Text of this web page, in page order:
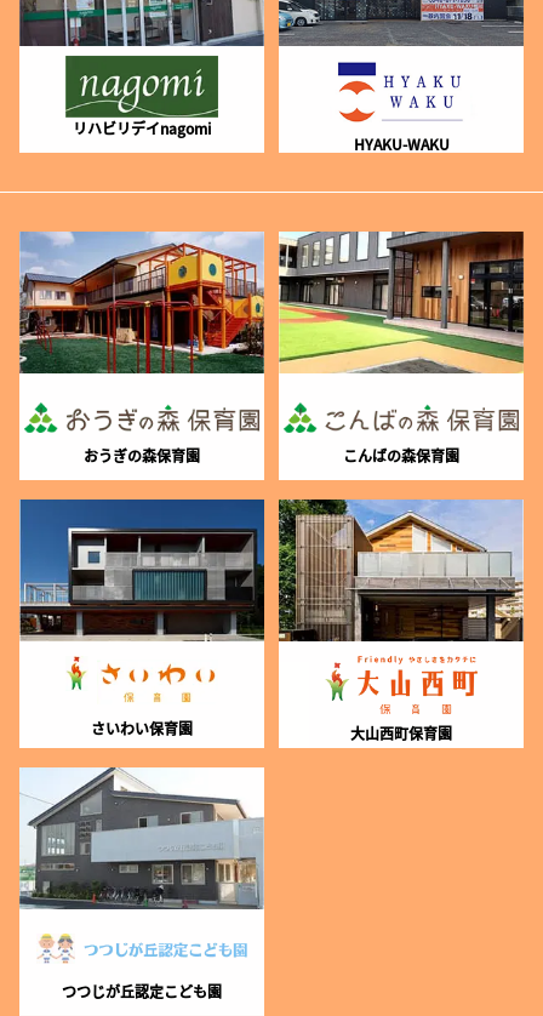
リハビリデイnagomi
HYAKU-WAKU
おうぎの森保育園 こんばの森保育園
さいわい保育園 大山西町保育園
つつじが丘認定こども園